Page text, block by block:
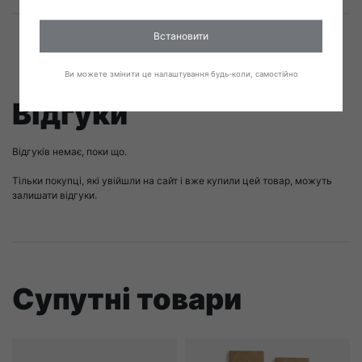
Встановити
Ви можете змінити це налаштування будь-коли, самостійно
Відгуки
Відгуків немає, поки що.
Тільки покупці, які увійшли на сайт і вже купили цей товар, можуть
залишати відгуки.
Супутні товари